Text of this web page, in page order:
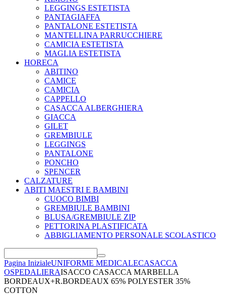
LEGGINGS ESTETISTA
PANTAGIAFFA
PANTALONE ESTETISTA
MANTELLINA PARRUCCHIERE
CAMICIA ESTETISTA
MAGLIA ESTETISTA
HORECA
ABITINO
CAMICE
CAMICIA
CAPPELLO
CASACCA ALBERGHIERA
GIACCA
GILET
GREMBIULE
LEGGINGS
PANTALONE
PONCHO
SPENCER
CALZATURE
ABITI MAESTRI E BAMBINI
CUOCO BIMBI
GREMBIULE BAMBINI
BLUSA/GREMBIULE ZIP
PETTORINA PLASTIFICATA
ABBIGLIAMENTO PERSONALE SCOLASTICO
Pagina InizialeUNIFORME MEDICALECASACCA
OSPEDALIERAISACCO CASACCA MARBELLA
BORDEAUX+R.BORDEAUX 65% POLYESTER 35%
COTTON